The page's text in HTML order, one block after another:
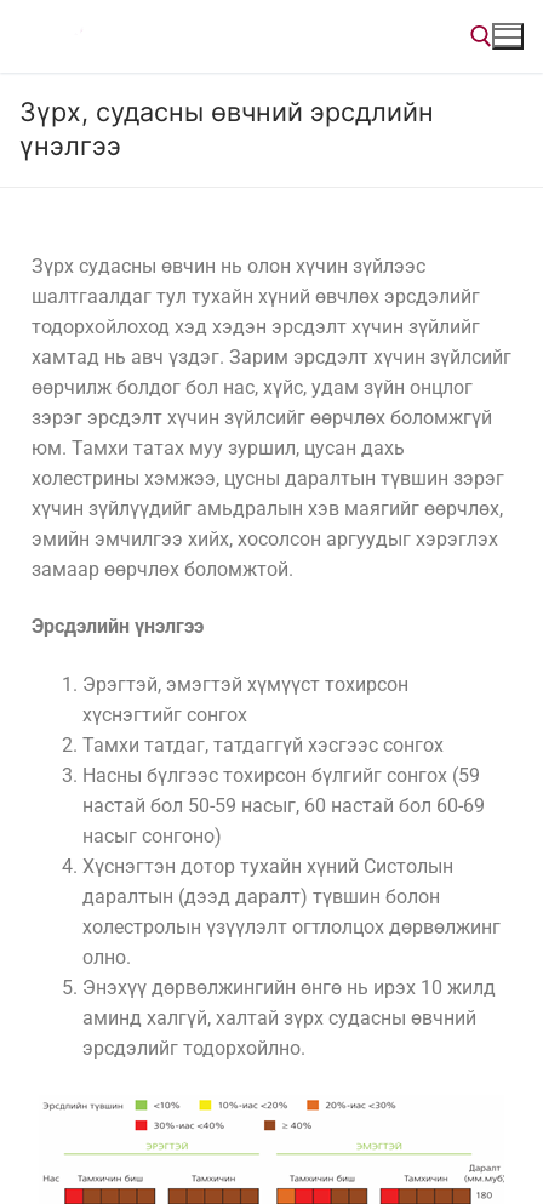
Зүрх, судасны өвчний эрсдлийн
үнэлгээ
Зүрх судасны өвчин нь олон хүчин зүйлээс
шалтгаалдаг тул тухайн хүний өвчлөх эрсдэлийг
тодорхойлоход хэд хэдэн эрсдэлт хүчин зүйлийг
хамтад нь авч үздэг. Зарим эрсдэлт хүчин зүйлсийг
өөрчилж болдог бол нас, хүйс, удам зүйн онцлог
зэрэг эрсдэлт хүчин зүйлсийг өөрчлөх боломжгүй
юм. Тамхи татах муу зуршил, цусан дахь
холестрины хэмжээ, цусны даралтын түвшин зэрэг
хүчин зүйлүүдийг амьдралын хэв маягийг өөрчлөх,
эмийн эмчилгээ хийх, хосолсон аргуудыг хэрэглэх
замаар өөрчлөх боломжтой.
Эрсдэлийн үнэлгээ
Эрэгтэй, эмэгтэй хүмүүст тохирсон
хүснэгтийг сонгох
Тамхи татдаг, татдаггүй хэсгээс сонгох
Насны бүлгээс тохирсон бүлгийг сонгох (59
настай бол 50-59 насыг, 60 настай бол 60-69
насыг сонгоно)
Хүснэгтэн дотор тухайн хүний Систолын
даралтын (дээд даралт) түвшин болон
холестролын үзүүлэлт огтлолцох дөрвөлжинг
олно.
Энэхүү дөрвөлжингийн өнгө нь ирэх 10 жилд
аминд халгүй, халтай зүрх судасны өвчний
эрсдэлийг тодорхойлно.